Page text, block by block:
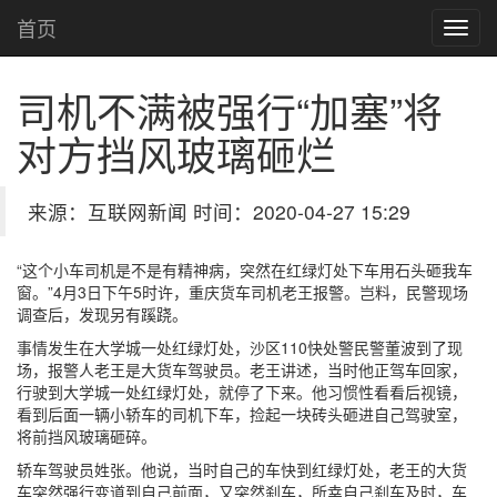
首页
司机不满被强行“加塞”将
对方挡风玻璃砸烂
来源：互联网新闻 时间：2020-04-27 15:29
“这个小车司机是不是有精神病，突然在红绿灯处下车用石头砸我车
窗。”4月3日下午5时许，重庆货车司机老王报警。岂料，民警现场
调查后，发现另有蹊跷。
事情发生在大学城一处红绿灯处，沙区110快处警民警董波到了现
场，报警人老王是大货车驾驶员。老王讲述，当时他正驾车回家，
行驶到大学城一处红绿灯处，就停了下来。他习惯性看看后视镜，
看到后面一辆小轿车的司机下车，捡起一块砖头砸进自己驾驶室，
将前挡风玻璃砸碎。
轿车驾驶员姓张。他说，当时自己的车快到红绿灯处，老王的大货
车突然强行变道到自己前面，又突然刹车，所幸自己刹车及时，车